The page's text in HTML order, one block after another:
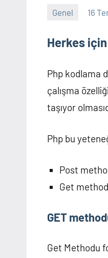
Genel 16
Herkes
Php kodlama
çalışma
taşıyor
Php bu
Post
Get
GET
Get Methodu